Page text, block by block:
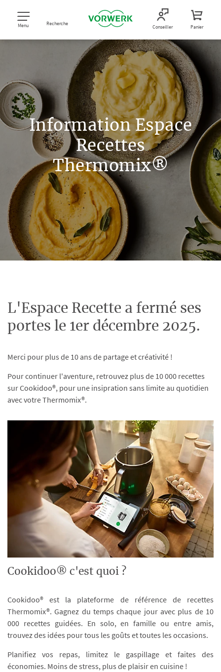
Menu Recherche Conseiller Panier
Information Espace
Recettes
Thermomix®
L'Espace Recette a fermé ses
portes le 1er décembre 2025.
Merci pour plus de 10 ans de partage et créativité !
Pour continuer l'aventure, retrouvez plus de 10 000 recettes
sur Cookidoo®, pour une insipration sans limite au quotidien
avec votre Thermomix®.
Cookidoo® c'est quoi ?
Cookidoo® est la plateforme de référence de recettes
Thermomix®. Gagnez du temps chaque jour avec plus de 10
000 recettes guidées. En solo, en famille ou entre amis,
trouvez des idées pour tous les goûts et toutes les occasions.
Planifiez vos repas, limitez le gaspillage et faites des
économies. Moins de stress, plus de plaisir en cuisine !